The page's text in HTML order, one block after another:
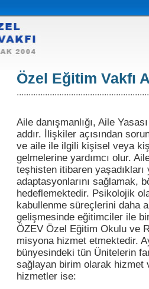
Özel Eğitim Vakfı
Aile danışmanlığı, Aile
addır. İlişkiler açısından
ve aile ile ilgili kişisel veya
gelmelerine yardımcı olur.
teşhisten itibaren
adaptasyonlarını sağlamak,
hedeflemektedir. Psikolojik
kabullenme süreçlerini daha
gelişmesinde eğitimciler ile
ÖZEV Özel Eğitim Okulu ve
misyona hizmet etmektedir.
bünyesindeki tün Ünitelerin
sağlayan birim olarak hizmet
hizmetler ise: